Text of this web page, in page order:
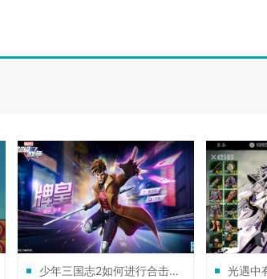
少年三国志2如何进行合击技能的更换